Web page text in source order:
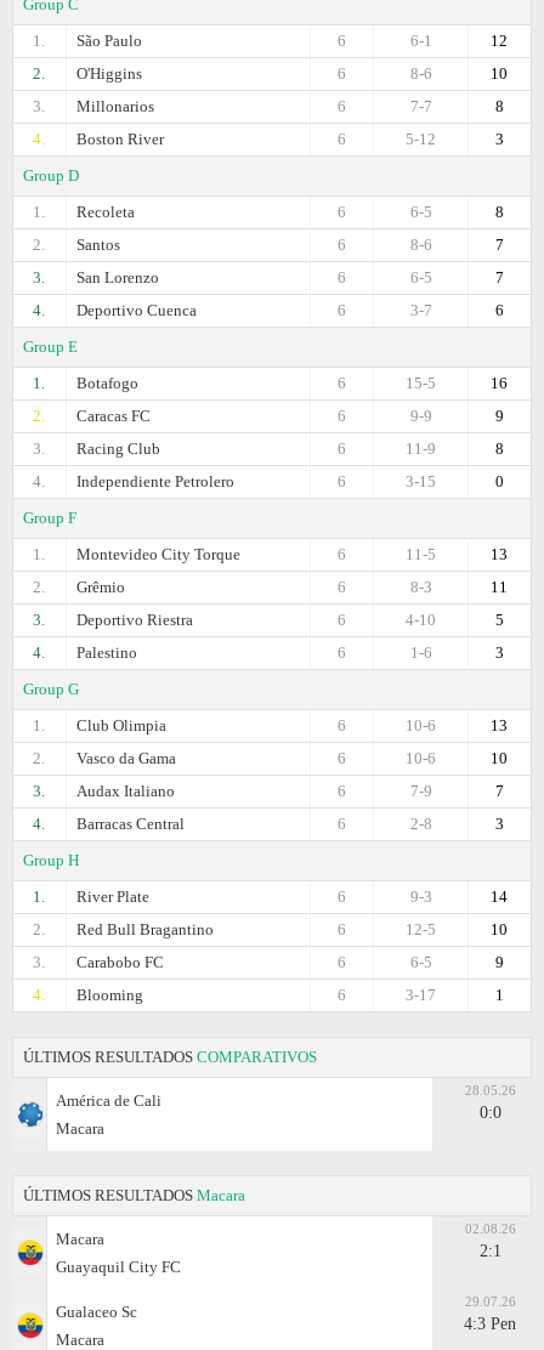
Group C
1.
São Paulo 12
6-1
6
2.
O'Higgins 10
8-6
6
3.
Millonarios 8
7-7
6
4.
Boston River 3
5-12
6
Group D
1.
Recoleta 8
6-5
6
2.
Santos 7
8-6
6
3.
San Lorenzo 7
6-5
6
4.
Deportivo Cuenca 6
3-7
6
Group E
1.
Botafogo 16
15-5
6
2.
Caracas FC 9
9-9
6
3.
Racing Club 8
11-9
6
4.
Independiente Petrolero 0
3-15
6
Group F
1.
Montevideo City Torque 13
11-5
6
2.
Grêmio 11
8-3
6
3.
Deportivo Riestra 5
4-10
6
4.
Palestino 3
1-6
6
Group G
1.
Club Olimpia 13
10-6
6
2.
Vasco da Gama 10
10-6
6
3.
Audax Italiano 7
7-9
6
4.
Barracas Central 3
2-8
6
Group H
1.
River Plate 14
9-3
6
2.
Red Bull Bragantino 10
12-5
6
3.
Carabobo FC 9
6-5
6
4.
Blooming 1
3-17
6
ÚLTIMOS RESULTADOS COMPARATIVOS
América de Cali
Macara
28.05.26
0:0
ÚLTIMOS RESULTADOS Macara
Macara
Guayaquil City FC
02.08.26
2:1
Gualaceo Sc
Macara
29.07.26
4:3 Pen